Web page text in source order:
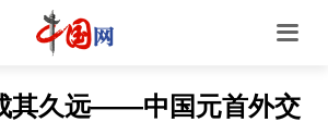
其久远——中国元首外交